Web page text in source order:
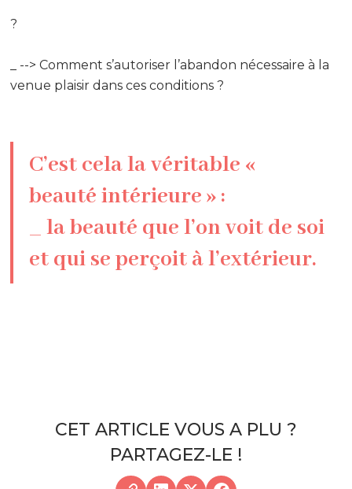
?
_ --> Comment s’autoriser l’abandon nécessaire à la
venue plaisir dans ces conditions ?
C’est cela la véritable «
beauté intérieure » :
_ la beauté que l’on voit de soi
et qui se perçoit à l’extérieur.
CET ARTICLE VOUS A PLU ?
PARTAGEZ-LE !